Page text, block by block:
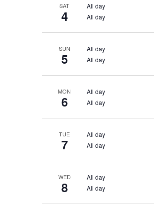
SAT
4
All day
All day
SUN
5
All day
All day
MON
6
All day
All day
TUE
7
All day
All day
WED
8
All day
All day